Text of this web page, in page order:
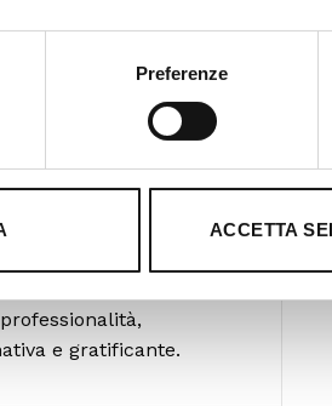
Preferenze
ACCETTA
RRTrek è il punto di
e nel Lazio. Da
e gratificante.